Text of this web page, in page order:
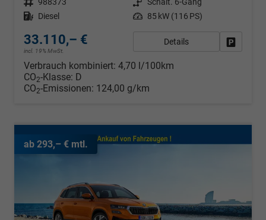
Kraftstoff Diesel Leistung 85 kW (116 PS)
33.110,– €
incl. 19% MwSt.
Details
Verbrauch kombiniert: 4,70 l/100km
CO2-Klasse: D
CO2-Emissionen: 124,00 g/km
ab 293,– € mtl.